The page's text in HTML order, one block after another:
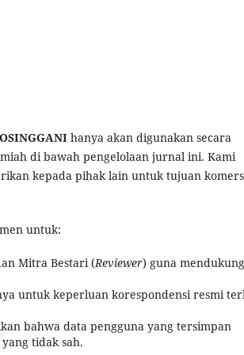
hanya akan digunakan secara
di bawah pengelolaan jurnal ini. Kami
kepada pihak lain untuk tujuan
untuk:
Mitra Bestari (Reviewer) guna mendukung
untuk keperluan korespondensi resmi
bahwa data pengguna yang tersimpan
tidak sah.